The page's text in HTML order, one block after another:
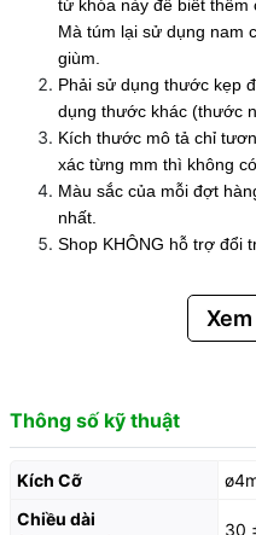
từ khóa này để biết thêm
Mà túm lại sử dụng nam
giùm.
Phải sử dụng thước kẹp
dụng thước khác (thước
Kích thước mô tả chỉ
xác từng mm thì không có.
Màu sắc của mỗi đợt
nhất.
Shop KHÔNG hỗ trợ đổi
Thông số kỹ thuật
Kích Cỡ
Chiều dài
30